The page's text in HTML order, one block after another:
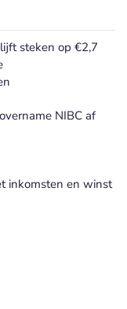
cijfers nieuws
steken op €2,7
NIBC af
inkomsten en winst